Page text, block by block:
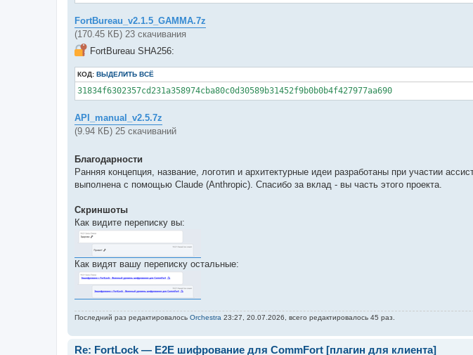
FortBureau_v2.1.5_GAMMA.7z
(170.45 КБ) 23 скачивания
FortBureau SHA256:
КОД: ВЫДЕЛИТЬ ВСЁ
31834f6302357cd231a358974cba80c0d30589b31452f9b0b0b4f427977aa690
API_manual_v2.5.7z
(9.94 КБ) 25 скачиваний
Благодарности
Ранняя концепция, название, логотип и архитектурные идеи разработаны при участии
выполнена с помощью Claude (Anthropic). Спасибо за вклад - вы часть этого проекта.
Скриншоты
Как видите переписку вы:
Как видят вашу переписку остальные:
Последний раз редактировалось Orchestra 23:27, 20.07.2026, всего редактировалось 45 раз.
Re: FortLock — E2E шифрование для CommFort [плагин для клиента]